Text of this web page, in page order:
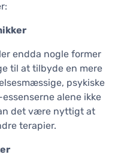
endda nogle former
til at tilbyde en mere
psykiske
alene ikke
det være nyttigt at
terapier.